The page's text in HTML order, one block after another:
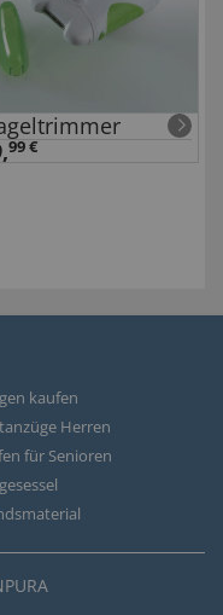
99 €
kaufen
Herren
für Senioren